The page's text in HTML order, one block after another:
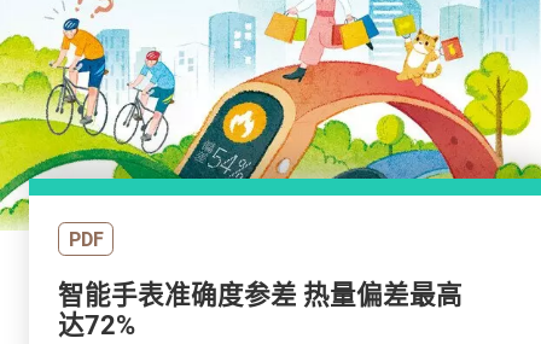
PDF
智能手表准确度参差 热量偏差最高
达72%